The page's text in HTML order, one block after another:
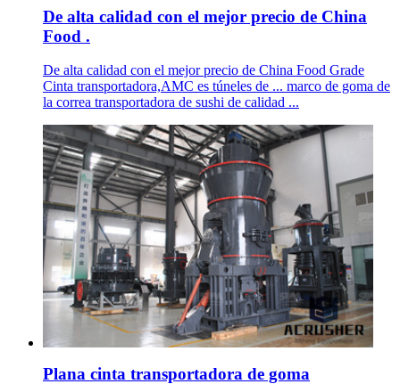
De alta calidad con el mejor precio de China
Food .
De alta calidad con el mejor precio de China Food Grade
Cinta transportadora,AMC es túneles de ... marco de goma de
la correa transportadora de sushi de calidad ...
Plana cinta transportadora de goma